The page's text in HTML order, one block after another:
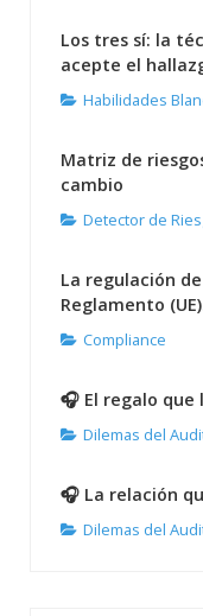
Los tres sí: la
acepte el
Habilidades
Matriz de
cambio
Detector de
La regulación
Reglamento
Compliance
🎧 El regalo que
Dilemas del
🎧 La relación
Dilemas del